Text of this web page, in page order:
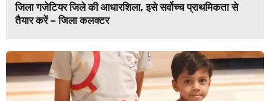
जिला गजेटियर जिले की आधारशिला, इसे सर्वोच्च प्राथमिकता से
तैयार करें – जिला कलक्टर